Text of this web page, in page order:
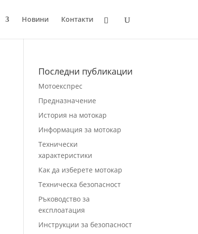
Новини Контакти
Последни публикации
Мотоекспрес
Предназначение
История на мотокар
Информация за мотокар
Технически
характеристики
Как да изберете мотокар
Техническа безопасност
Ръководство за
експлоатация
Инструкции за безопасност